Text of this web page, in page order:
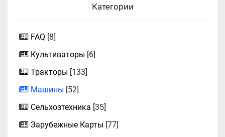
Категории
FAQ [8]
Культиваторы [6]
Тракторы [133]
Машины [52]
Сельхозтехника [35]
Зарубежные Карты [77]